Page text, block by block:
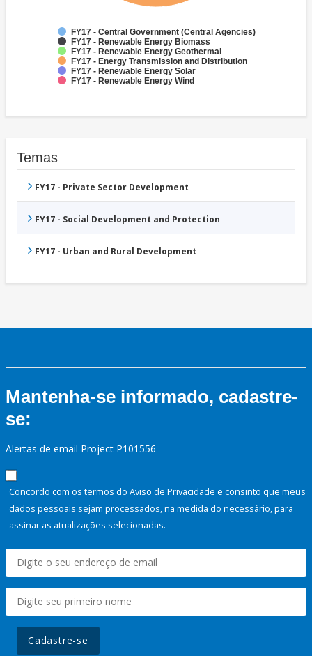
FY17 - Central Government (Central Agencies)
FY17 - Renewable Energy Biomass
FY17 - Renewable Energy Geothermal
FY17 - Energy Transmission and Distribution
FY17 - Renewable Energy Solar
FY17 - Renewable Energy Wind
Temas
FY17 - Private Sector Development
FY17 - Social Development and Protection
FY17 - Urban and Rural Development
Mantenha-se informado, cadastre-
se:
Alertas de email Project P101556
Concordo com os termos do Aviso de Privacidade e consinto que meus
dados pessoais sejam processados, na medida do necessário, para
assinar as atualizações selecionadas.
Cadastre-se